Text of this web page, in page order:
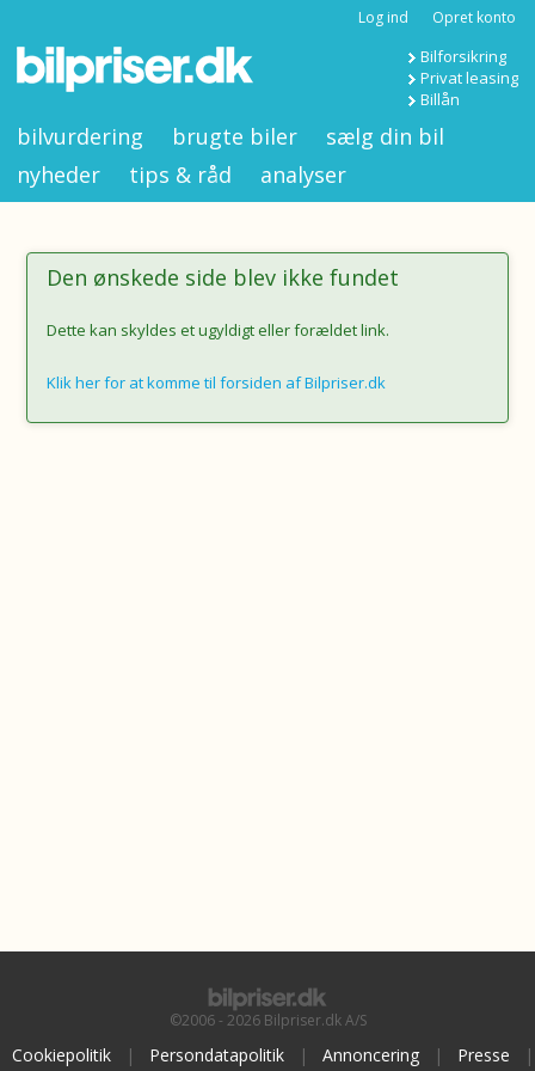
Log ind Opret konto
Bilforsikring
Privat leasing
Billån
bilvurdering brugte biler
sælg din bil
nyheder
tips & råd analyser
Den ønskede side blev ikke fundet
Dette kan skyldes et ugyldigt eller forældet link.
Klik her for at komme til forsiden af Bilpriser.dk
©2006 - 2026 Bilpriser.dk A/S
Cookiepolitik | Persondatapolitik | Annoncering | Presse
|